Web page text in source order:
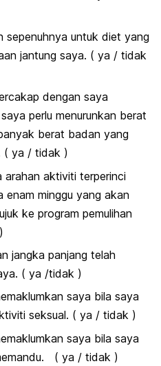
sepenuhnya untuk diet yang
jantung saya. ( ya / tidak
dengan saya
perlu menurunkan berat
berat badan yang
( ya / tidak )
arahan aktiviti terperinci
enam minggu yang akan
ke program pemulihan
jangka panjang telah
( ya /tidak )
saya bila saya
seksual. ( ya / tidak )
saya bila saya
( ya / tidak )